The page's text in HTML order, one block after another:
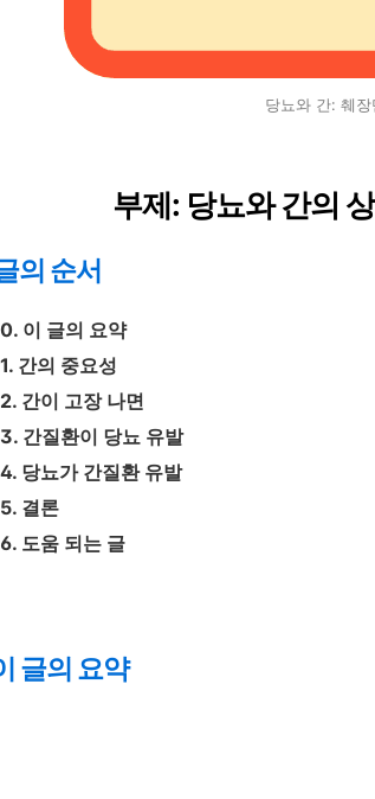
당뇨와 간: 췌
부제: 당뇨와 간의
의 순서
0. 이 글의 요약
1. 간의 중요성
2. 간이 고장 나면
3. 간질환이 당뇨 유발
4. 당뇨가 간질환 유발
5. 결론
6. 도움 되는 글
글의 요약